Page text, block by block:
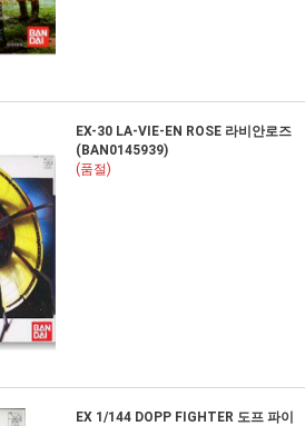
EX-30 LA-VIE-EN ROSE 라비안로즈
(BAN0145939)
(품절)
EX 1/144 DOPP FIGHTER 도프 파이